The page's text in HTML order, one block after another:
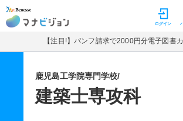
マナビジョン ログイン
【注目!】パンフ請求で2000円分電子図書
鹿児島工学院専門学校/
建築士専攻科